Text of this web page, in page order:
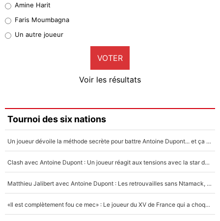
1%
9%
Faris Moumbagna
4%
Un autre joueur
5%
Amine Harit
Faris Moumbagna
Un autre joueur
VOTER
Voir les résultats
Tournoi des six nations
Un joueur dévoile la méthode secrète pour battre Antoine Dupont... et ça marche !
Clash avec Antoine Dupont : Un joueur réagit aux tensions avec la star du XV de France !
Matthieu Jalibert avec Antoine Dupont : Les retrouvailles sans Ntamack, «il y a eu des discussions»
«Il est complètement fou ce mec» : Le joueur du XV de France qui a choqué Matthieu Jalibert !